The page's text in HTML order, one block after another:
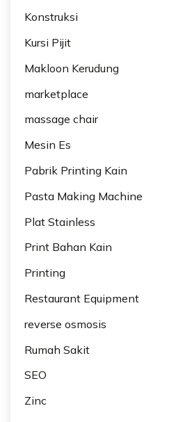
Konstruksi
Kursi Pijit
Makloon Kerudung
marketplace
massage chair
Mesin Es
Pabrik Printing Kain
Pasta Making Machine
Plat Stainless
Print Bahan Kain
Printing
Restaurant Equipment
reverse osmosis
Rumah Sakit
SEO
Zinc